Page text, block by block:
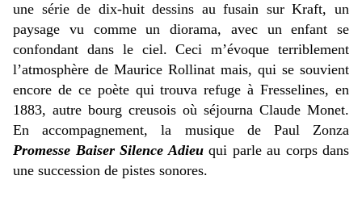
une série de dix-huit dessins au fusain sur Kraft, un
paysage vu comme un diorama, avec un enfant se
confondant dans le ciel. Ceci m’évoque terriblement
l’atmosphère de Maurice Rollinat mais, qui se souvient
encore de ce poète qui trouva refuge à Fresselines, en
1883, autre bourg creusois où séjourna Claude Monet.
En accompagnement, la musique de Paul Zonza
Promesse Baiser Silence Adieuqui parle au corps dans
une succession de pistes sonores.